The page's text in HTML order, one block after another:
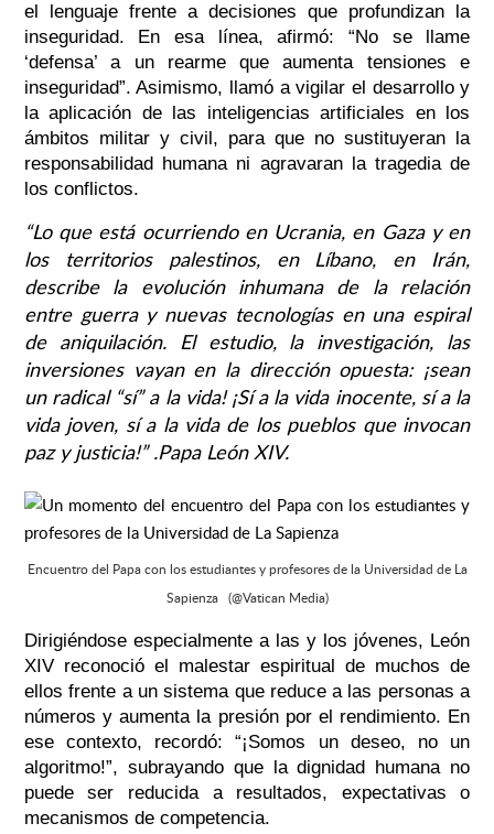
el lenguaje frente a decisiones que profundizan la
inseguridad. En esa línea, afirmó: “No se llame
‘defensa’ a un rearme que aumenta tensiones e
inseguridad”. Asimismo, llamó a vigilar el desarrollo y
la aplicación de las inteligencias artificiales en los
ámbitos militar y civil, para que no sustituyeran la
responsabilidad humana ni agravaran la tragedia de
los conflictos.
“Lo que está ocurriendo en Ucrania, en Gaza y en
los territorios palestinos, en Líbano, en Irán,
describe la evolución inhumana de la relación
entre guerra y nuevas tecnologías en una espiral
de aniquilación. El estudio, la investigación, las
inversiones vayan en la dirección opuesta: ¡sean
un radical “sí” a la vida! ¡Sí a la vida inocente, sí a la
vida joven, sí a la vida de los pueblos que invocan
paz y justicia!” .Papa León XIV.
Encuentro del Papa con los estudiantes y profesores de la Universidad de La
Sapienza (@Vatican Media)
Dirigiéndose especialmente a las y los jóvenes, León
XIV reconoció el malestar espiritual de muchos de
ellos frente a un sistema que reduce a las personas a
números y aumenta la presión por el rendimiento. En
ese contexto, recordó: “¡Somos un deseo, no un
algoritmo!”, subrayando que la dignidad humana no
puede ser reducida a resultados, expectativas o
mecanismos de competencia.